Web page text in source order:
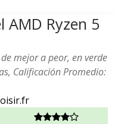
AMD Ryzen 5
mejor a peor, en verde
Calificación Promedio: